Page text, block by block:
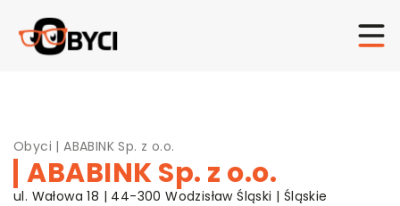
Obyci |ABABINK Sp. z o.o.
ABABINK Sp. z o.o.
ul. Wałowa 18 | 44-300 Wodzisław Śląski | Śląskie